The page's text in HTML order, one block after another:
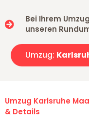
Bei Ihrem
unseren
Umzug:
Umzug Karlsruhe
& Details